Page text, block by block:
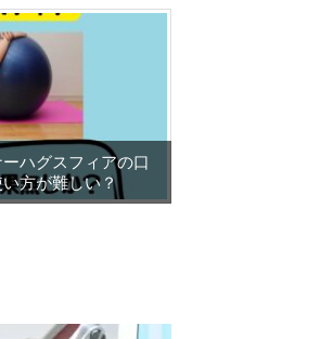
ハグスフィアの口
方が難しい？